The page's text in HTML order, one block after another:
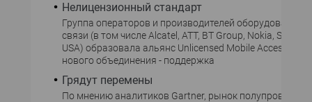
Нелицензионный стандарт
Группа операторов и производителей оборудования
связи (в том числе Alcatel, ATT, BT Group, Nokia,
USA) образовала альянс Unlicensed Mobile Access
нового объединения - поддержка
Грядут перемены
По мнению аналитиков Gartner, рынок